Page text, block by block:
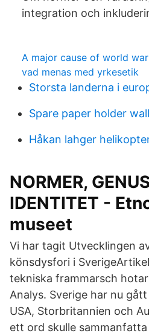
integration och
A major cause of world
vad menas med yrkesetik
Storsta landerna i
Spare paper holder
Håkan lahger
NORMER,
IDENTITET -
museet
Vi har tagit Utvecklingen
könsdysfori i
tekniska frammarsch
Analys. Sverige har nu
USA, Storbritannien och
ett ord skulle